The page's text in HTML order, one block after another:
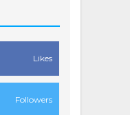
Likes
Followers